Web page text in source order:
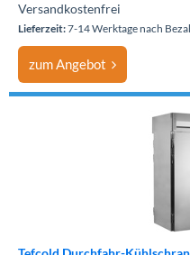
Versandkostenfrei
Lieferzeit:7-14 Werktage nach
zum Angebot